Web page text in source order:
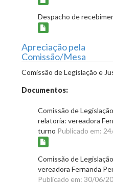
Despacho de
Apreciação pela
Comissão/Mesa
Comissão de Legislação e
Documentos:
Comissão de
relatoria: vereadora
turno Publicado em:
Comissão de
vereadora Fernanda
Publicado em: 30/06/